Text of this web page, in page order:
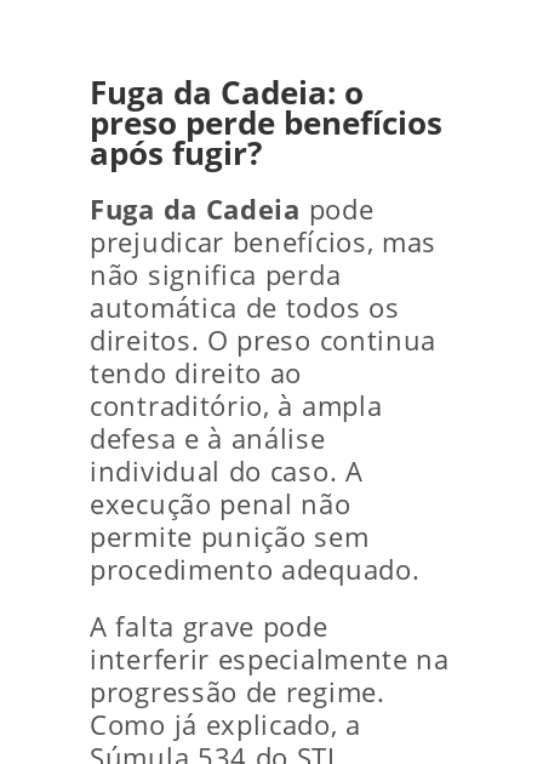
Fuga da Cadeia: o
preso perde benefícios
após fugir?
Fuga da Cadeia pode
prejudicar benefícios, mas
não significa perda
automática de todos os
direitos. O preso continua
tendo direito ao
contraditório, à ampla
defesa e à análise
individual do caso. A
execução penal não
permite punição sem
procedimento adequado.
A falta grave pode
interferir especialmente na
progressão de regime.
Como já explicado, a